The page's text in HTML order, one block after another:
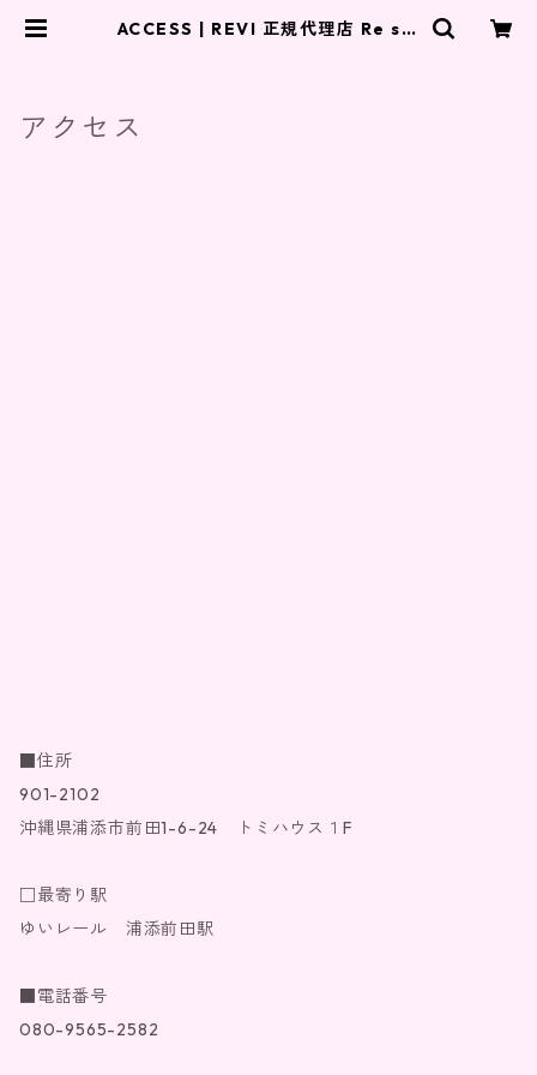
ACCESS | REVI 正規代理店 Re sty
アクセス
■住所
901-2102
沖縄県浦添市前田1-6-24 トミハウス１F
□最寄り駅
ゆいレール 浦添前田駅
■電話番号
080-9565-2582